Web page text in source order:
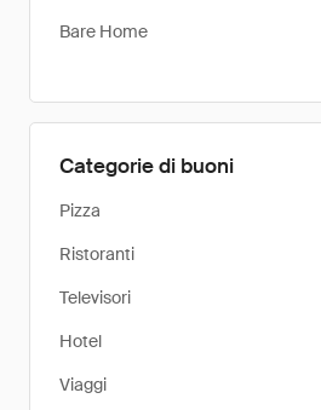
Bare Home
Categorie di buoni
Pizza
Ristoranti
Televisori
Hotel
Viaggi